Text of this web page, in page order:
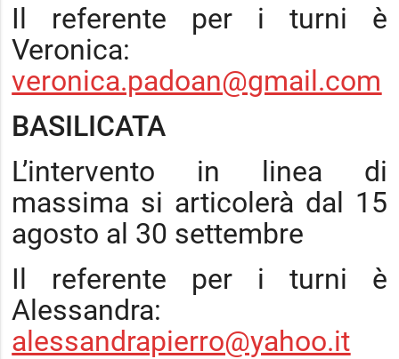
Il referente per i turni è
Veronica:
veronica.padoan@gmail.com
BASILICATA
L’intervento in linea di
massima si articolerà dal 15
agosto al 30 settembre
Il referente per i turni è
Alessandra:
alessandrapierro@yahoo.it